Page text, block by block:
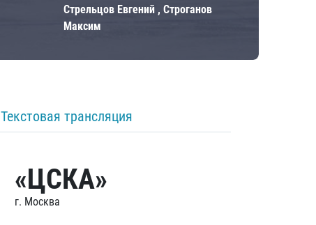
Стрельцов Евгений , Строганов
Максим
Текстовая трансляция
«ЦСКА»
г. Москва